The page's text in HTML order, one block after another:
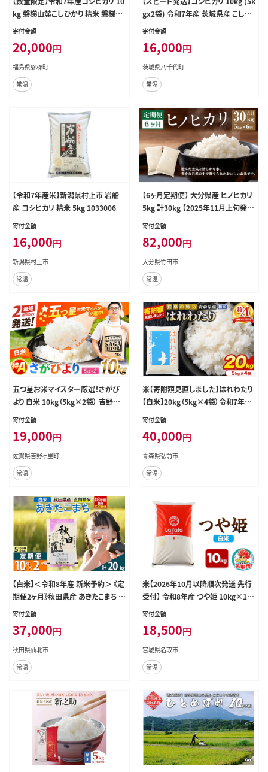
kg 磐梯山麓こしひかり 精米 磐梯町
産 福島県産 会津産
寄付金額
20,000円
福島県磐梯町
常温
gx2袋) 令和7年産 茨城県産 こしひ
かり 白米 精米 茨城県 八千代町 お
寄付金額
16,000円
茨城県八千代町
常温
【令和7年産米】新潟県村上市 岩船
産 コシヒカリ 精米 5kg 1033006
寄付金額
16,000円
新潟県村上市
常温
【6ヶ月定期便】 大分県産 ヒノヒカリ
5kg 計30kg 【2025年11月上旬発送
開始】
寄付金額
82,000円
大分県竹田市
常温
五つ星お米マイスター厳選！さがび
より 白米 10kg（5kg×2袋） 吉野ヶ
里町/大塚米穀店 [FCW046]
寄付金額
19,000円
佐賀県吉野ヶ里町
常温
米【寄附額見直しました】はれわたり
【白米】20kg（5kg×4袋）令和7年産
特A 青森県産 [米 はれわたり 白米
精米 ブランド米 青森県産 東北]
寄付金額
40,000円
青森県弘前市
常温
【白米】＜令和8年産 新米予約＞ 《定
期便2ヶ月》秋田県産 あきたこまち 1
0kg (5kg×2袋)×2回 10キロ お米
0kg 米 10kg定期便 お米定期便 白
米 あきたこまち ごはん 米 お米 精米
10kg]
寄付金額
37,000円
秋田県仙北市
常温
米【2026年10月以降順次発送 先行
受付】 令和8年産 つや姫 10kg×1袋
【白米】至極の一杯 こだわりのお米
ランド米 お米 白米 精米 米どころ 宮
城]
寄付金額
18,500円
宮城県名取市
常温